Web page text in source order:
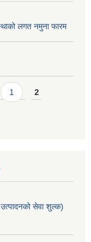
लगत नमुना फारम
1 2
सेवा शुल्क)